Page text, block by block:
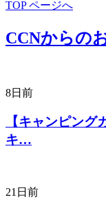
TOP ページへ
CCNからの
8日前
【キャンピン
キ…
21日前